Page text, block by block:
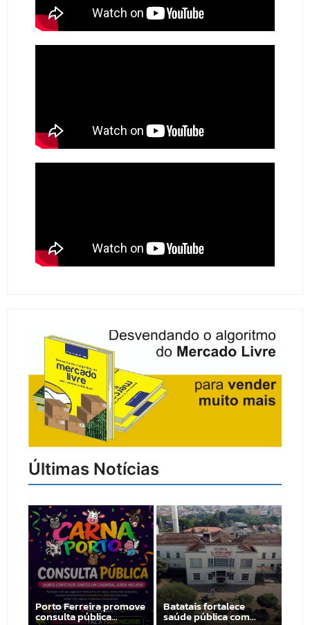
Últimas Notícias
Porto Ferreira promove
consulta pública…
Batatais fortalece
saúde pública com…